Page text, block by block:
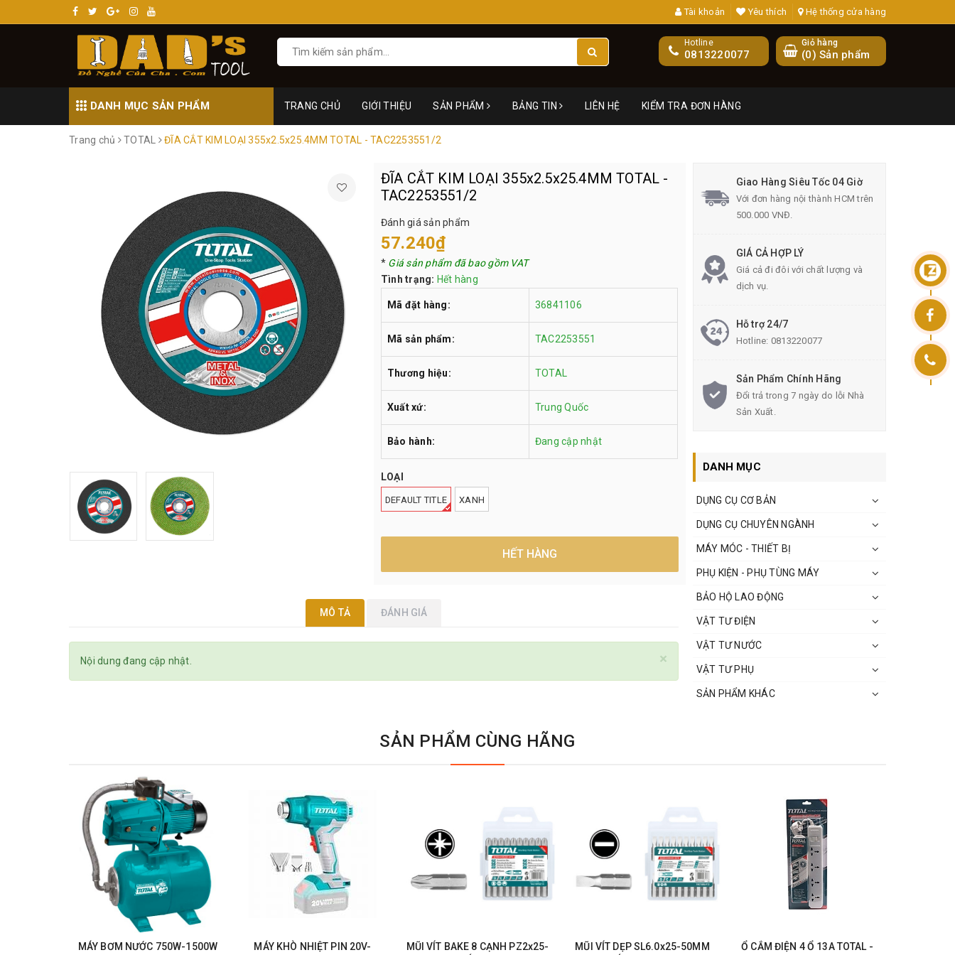
Tài khoản Yêu thích Hệ thống cửa hàng
Giỏ hàng
(0) Sản phẩm
Hotline
0813220077
DANH MỤC SẢN PHẨM TRANG CHỦ GIỚI THIỆU SẢN PHẨM BẢNG TIN LIÊN HỆ KIỂM TRA ĐƠN HÀNG
Trang chủ TOTAL ĐĨA CẮT KIM LOẠI 355x2.5x25.4MM TOTAL - TAC2253551/2
ĐĨA CẮT KIM LOẠI 355x2.5x25.4MM TOTAL -
TAC2253551/2
Đánh giá sản phẩm
57.240₫
* Giá sản phẩm đã bao gồm VAT
Tình trạng: Hết hàng
Mã đặt hàng: 36841106
Mã sản phẩm: TAC2253551
Thương hiệu: TOTAL
Xuất xứ: Trung Quốc
Bảo hành: Đang cập nhật
LOẠI
DEFAULT TITLE XANH
HẾT HÀNG
MÔ TẢ ĐÁNH GIÁ
×
Nội dung đang cập nhật.
Giao Hàng Siêu Tốc 04 Giờ
Với đơn hàng nội thành HCM trên
500.000 VNĐ.
GIÁ CẢ HỢP LÝ
Giá cả đi đôi với chất lượng và
dịch vụ.
Hỗ trợ 24/7
Hotline: 0813220077
Sản Phẩm Chính Hãng
Đổi trả trong 7 ngày do lỗi Nhà
Sản Xuất.
DANH MỤC
DỤNG CỤ CƠ BẢN
DỤNG CỤ CHUYÊN NGÀNH
MÁY MÓC - THIẾT BỊ
PHỤ KIỆN - PHỤ TÙNG MÁY
BẢO HỘ LAO ĐỘNG
VẬT TƯ ĐIỆN
VẬT TƯ NƯỚC
VẬT TƯ PHỤ
SẢN PHẨM KHÁC
SẢN PHẨM CÙNG HÃNG
MÁY BƠM NƯỚC 750W-1500W
MÁY KHÒ NHIỆT PIN 20V-
MŨI VÍT BAKE 8 CẠNH PZ2x25-
MŨI VÍT DẸP SL6.0x25-50MM
Ổ CẮM ĐIỆN 4 Ổ 13A TOTAL -